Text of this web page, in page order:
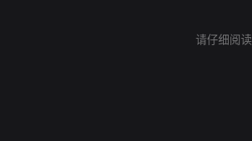
请仔细阅读